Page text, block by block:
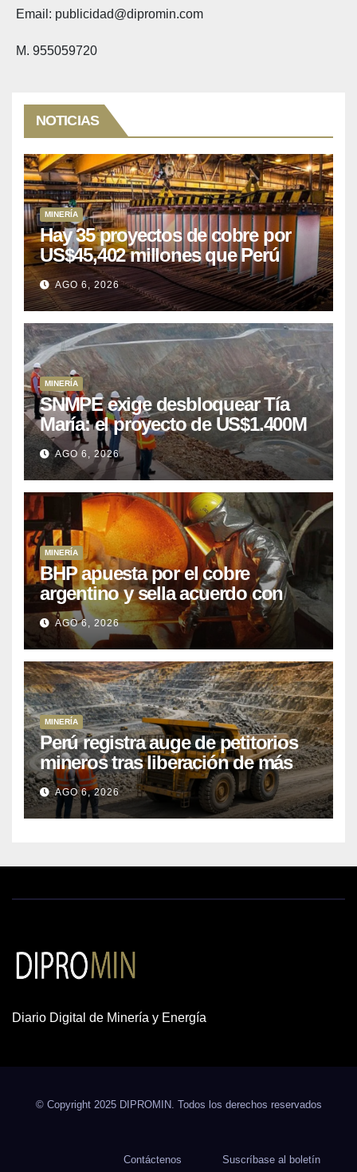
Email: publicidad@dipromin.com
M. 955059720
NOTICIAS
MINERÍA
Hay 35 proyectos de cobre por
US$45,402 millones que Perú
puede aprovechar
AGO 6, 2026
MINERÍA
SNMPE exige desbloquear Tía
María: el proyecto de US$1.400M
que Perú lleva 15 años
posponiendo
AGO 6, 2026
MINERÍA
BHP apuesta por el cobre
argentino y sella acuerdo con
Kobrea para siete proyecto
AGO 6, 2026
MINERÍA
Perú registra auge de petitorios
mineros tras liberación de más
de mil concesiones para explorar
cobre y oro
AGO 6, 2026
Diario Digital de Minería y Energía
© Copyright 2025 DIPROMIN. Todos los derechos reservados
Contáctenos Suscríbase al boletín